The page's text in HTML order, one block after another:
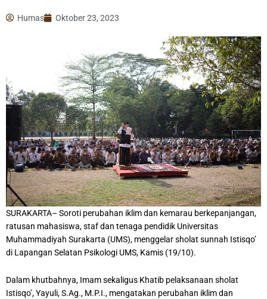
Humas Oktober 23, 2023
SURAKARTA– Soroti perubahan iklim dan kemarau berkepanjangan,
ratusan mahasiswa, staf dan tenaga pendidik Universitas
Muhammadiyah Surakarta (UMS), menggelar sholat sunnah Istisqo’
di Lapangan Selatan Psikologi UMS, Kamis (19/10).
Dalam khutbahnya, Imam sekaligus Khatib pelaksanaan sholat
Istisqo’, Yayuli, S.Ag., M.P.I., mengatakan perubahan iklim dan